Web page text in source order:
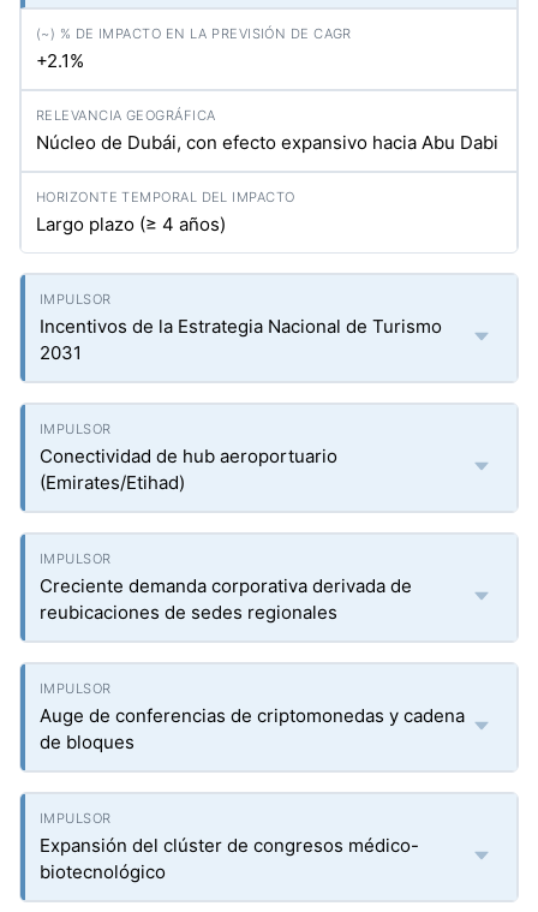
+2.1%
Núcleo de Dubái, con efecto expansivo hacia Abu Dabi
Largo plazo (≥ 4 años)
Incentivos de la Estrategia Nacional de Turismo
2031
Conectividad de hub aeroportuario
(Emirates/Etihad)
Creciente demanda corporativa derivada de
reubicaciones de sedes regionales
Auge de conferencias de criptomonedas y cadena
de bloques
Expansión del clúster de congresos médico-
biotecnológico